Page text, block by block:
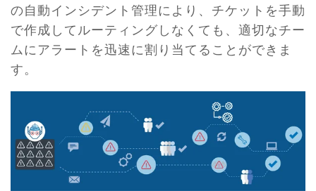
の自動インシデント管理により、チケットを手動
で作成してルーティングしなくても、適切なチー
ムにアラートを迅速に割り当てることができま
す。